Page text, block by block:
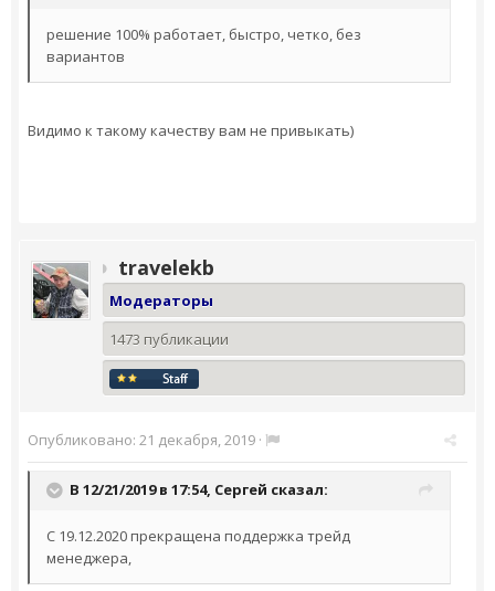
решение 100% работает, быстро, четко, без
вариантов
Видимо к такому качеству вам не привыкать)
travelekb
Модераторы
1473 публикации
Опубликовано: 21 декабря, 2019 ·
В 12/21/2019 в 17:54, Сергей сказал:
C 19.12.2020 прекращена поддержка трейд
менеджера,